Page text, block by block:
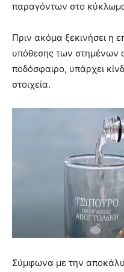
παραγόντων στο
Πριν ακόμα ξεκινήσει η
υπόθεσης των στημένων
ποδόσφαιρο, υπάρχει
στοιχεία.
Σύμφωνα με την